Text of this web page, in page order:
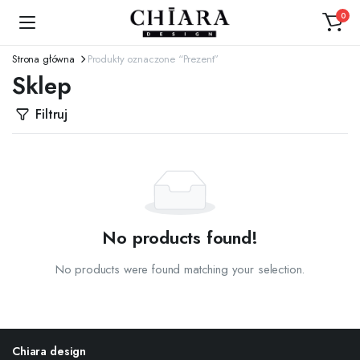
0
Strona główna Produkty oznaczone “Prezent”
Sklep
Filtruj
No products found!
No products were found matching your selection.
Chiara design